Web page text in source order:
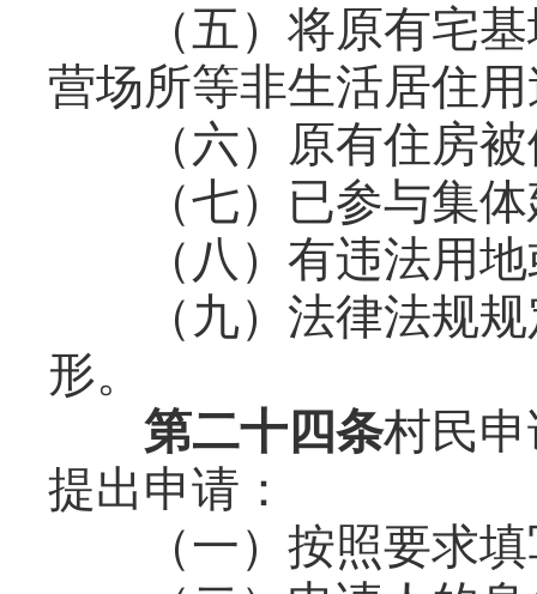
（五）将原有宅基
营场所等非生活居住
（六）原有住房被
（七）已参与集体
（八）有违法用地
（九）法律法规规
形。
第二十四条村民
提出申请：
（一）按照要求填